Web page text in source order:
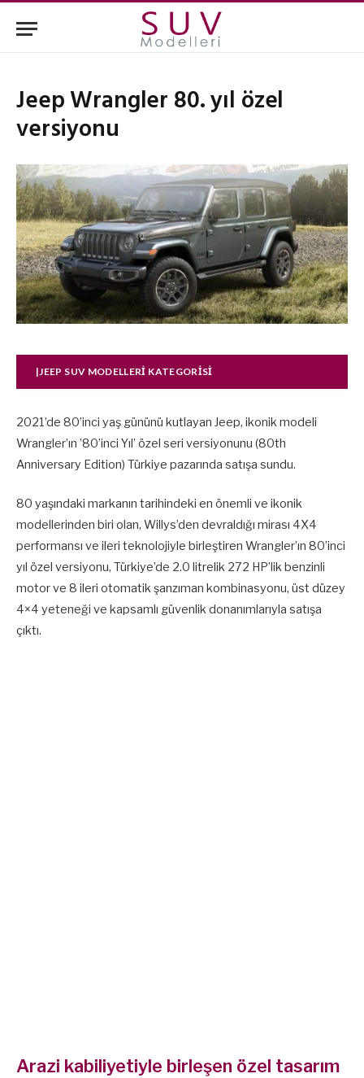
Jeep Wrangler 80. yıl özel
versiyonu
|JEEP SUV MODELLERI KATEGORISI
2021’de 80’inci yaş gününü kutlayan Jeep, ikonik modeli
Wrangler’ın ’80’inci Yıl’ özel seri versiyonunu (80th
Anniversary Edition) Türkiye pazarında satışa sundu.
80 yaşındaki markanın tarihindeki en önemli ve ikonik
modellerinden biri olan, Willys’den devraldığı mirası 4X4
performansı ve ileri teknolojiyle birleştiren Wrangler’ın 80’inci
yıl özel versiyonu, Türkiye’de 2.0 litrelik 272 HP’lik benzinli
motor ve 8 ileri otomatik şanzıman kombinasyonu, üst düzey
4×4 yeteneği ve kapsamlı güvenlik donanımlarıyla satışa
çıktı.
Arazi kabiliyetiyle birleşen özel tasarım